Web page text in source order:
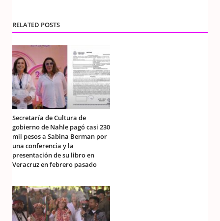
RELATED POSTS
Secretaría de Cultura de
gobierno de Nahle pagó casi 230
mil pesos a Sabina Berman por
una conferencia y la
presentación de su libro en
Veracruz en febrero pasado